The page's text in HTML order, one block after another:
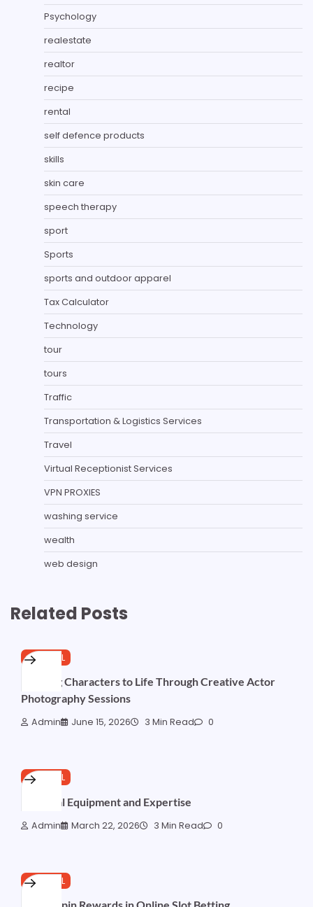
Psychology
realestate
realtor
recipe
rental
self defence products
skills
skin care
speech therapy
sport
Sports
sports and outdoor apparel
Tax Calculator
Technology
tour
tours
Traffic
Transportation & Logistics Services
Travel
Virtual Receptionist Services
VPN PROXIES
washing service
wealth
web design
Related Posts
GENERAL
Bringing Characters to Life Through Creative Actor
Photography Sessions
Admin June 15, 2026 3 Min Read 0
GENERAL
Essential Equipment and Expertise
Admin March 22, 2026 3 Min Read 0
GENERAL